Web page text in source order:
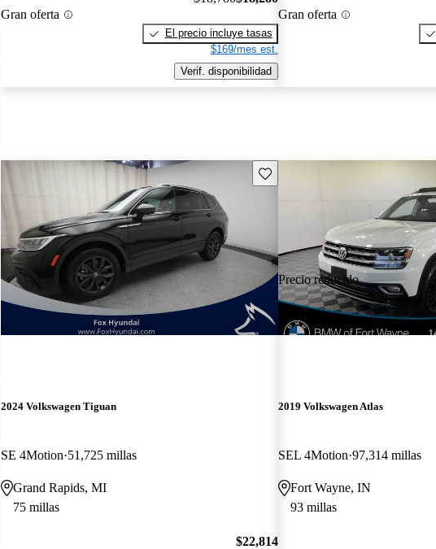
Gran oferta
El precio incluye tasas
$169/mes est.
Verif. disponibilidad
Gran oferta
Guarda este Aviso
2024 Volkswagen Tiguan
SE 4Motion 51,725 millas
Grand Rapids, MI
75 millas
$22,814
Precio reducido
-$563
2019 Volkswagen Atlas
SEL 4Motion 97,314 millas
Fort Wayne, IN
93 millas